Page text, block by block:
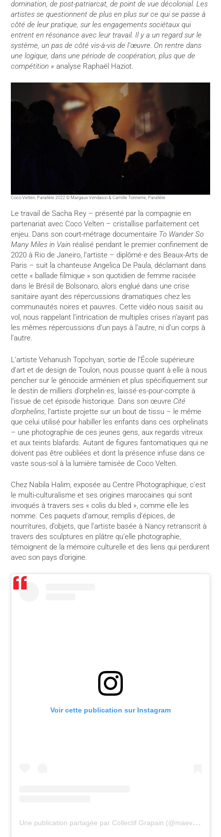
domination, de post-patriarcat, de point de vue décolonial. Les
artistes se questionnent de plus en plus sur ce qui se passe à
côté de leur pratique, sur les engagements sociétaux qui
entrent en résonance avec leur travail. Il y a un regard sur le
système, un pas de côté vis-à-vis de l’œuvre. On rentre dans
une logique, dans une période de coopération, plus que de
compétition »analyse Raphaël Haziot.
Coco Velten, Parallèle 2022 © Margaux Vendassi & Camille Tonnerre, Parallèle
Le travail de Sacha Rey – présenté par la compagnie en
partenariat avec Coco Velten – cristallise parfaitement cet
enjeu. Dans son court-métrage documentaire To Wander So
Many Miles in Vain réalisé pendant le premier confinement de
2020 à Rio de Janeiro, l’artiste – diplômé·e des Beaux-Arts de
Paris – suit la chanteuse Angelica De Paula, déclamant dans
cette « ballade filmique » son quotidien de femme racisée
dans le Brésil de Bolsonaro, alors englué dans une crise
sanitaire ayant des répercussions dramatiques chez les
communautés noires et pauvres. Cette vidéo nous saisit au
vol, nous rappelant l’intrication de multiples crises n’ayant pas
les mêmes répercussions d’un pays à l’autre, ni d’un corps à
l’autre.
L’artiste Vehanush Topchyan, sortie de l’École supérieure
d’art et de design de Toulon, nous pousse quant à elle à nous
pencher sur le génocide arménien et plus spécifiquement sur
le destin de milliers d’orphelin·es, laissé·es-pour-compte à
l’issue de cet épisode historique. Dans son œuvre Cité
d’orphelins, l’artiste projette sur un bout de tissu – le même
que celui utilisé pour habiller les enfants dans ces orphelinats
– une photographie de ces jeunes gens, aux regards vitreux
et aux teints blafards. Autant de figures fantomatiques qui ne
doivent pas être oubliées et dont la présence infuse dans ce
vaste sous-sol à la lumière tamisée de Coco Velten.
Chez Nabila Halim, exposée au Centre Photographique, c’est
le multi-culturalisme et ses origines marocaines qui sont
invoqués à travers ses « colis du bled », comme elle les
nomme. Ces paquets d’amour, remplis d’épices, de
nourritures, d’objets, que l’artiste basée à Nancy retranscrit à
travers des sculptures en plâtre qu’elle photographie,
témoignent de la mémoire culturelle et des liens qui perdurent
avec son pays d’origine.
Voir cette publication sur Instagram
U
ne publication partagée par Collectif Grapain (@maevagrapain)